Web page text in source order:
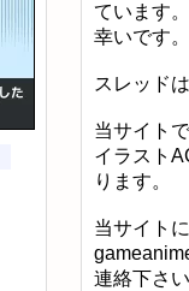
ています
幸いです。
スレッド
当サイト
イラスト
ります。
当サイト
連絡下さい